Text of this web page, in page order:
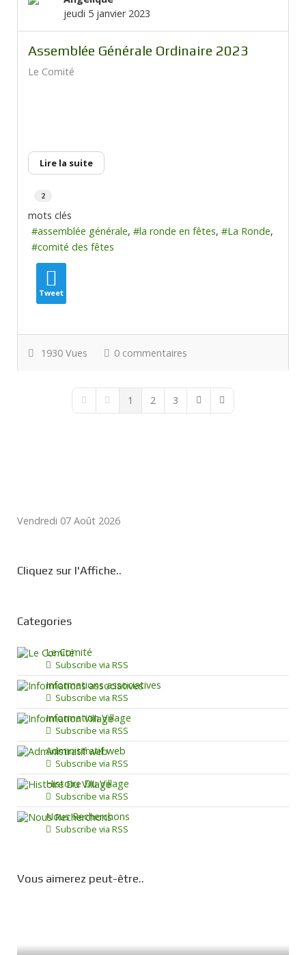
jeudi 5 janvier 2023
Assemblée Générale Ordinaire 2023
Le Comité
Lire la suite
2
mots clés
assemblée générale
la ronde en fêtes
La Ronde
comité des fêtes
Tweet
1930 Vues 0 commentaires
First PagePrevious Page
1 2 3 Next PageLast Page
Vendredi 07 Août 2026
Cliquez sur l'Affiche..
Categories
Le Comité
Subscribe via RSS
Informations associatives
Subscribe via RSS
Information Village
Subscribe via RSS
Administratif web
Subscribe via RSS
Histoire Du Village
Subscribe via RSS
Nous Recherchons
Subscribe via RSS
Vous aimerez peut-être..